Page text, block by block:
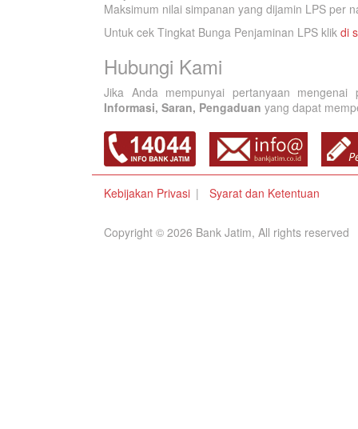
Maksimum nilai simpanan yang dijamin LPS per
Untuk cek Tingkat Bunga Penjaminan LPS klik di
Hubungi Kami
Jika Anda mempunyai pertanyaan
Informasi, Saran, Pengaduan yang dapat
Kebijakan Privasi Syarat dan Ketentuan
Copyright © 2026 Bank Jatim, All rights reserved